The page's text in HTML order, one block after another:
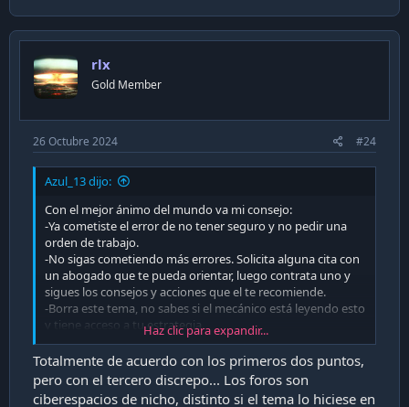
c
t
o
n
s
rlx
Gold Member
26 Octubre 2024 #24
Azul_13 dijo:
Con el mejor ánimo del mundo va mi consejo:
-Ya cometiste el error de no tener seguro y no pedir una
orden de trabajo.
-No sigas cometiendo más errores. Solicita alguna cita con
un abogado que te pueda orientar, luego contrata uno y
sigues los consejos y acciones que el te recomiende.
-Borra este tema, no sabes si el mecánico está leyendo esto
y tiene acceso a tu estrategia.
Eso creo.
Haz clic para expandir...
Totalmente de acuerdo con los primeros dos puntos,
pero con el tercero discrepo... Los foros son
ciberespacios de nicho, distinto si el tema lo hiciese en